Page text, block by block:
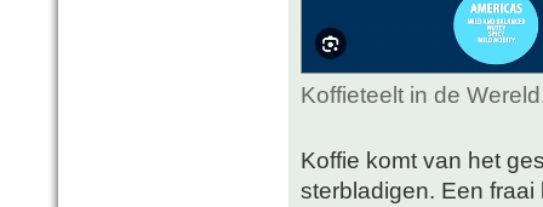
Koffieteelt in de
Koffie komt van het
sterbladigen. Een